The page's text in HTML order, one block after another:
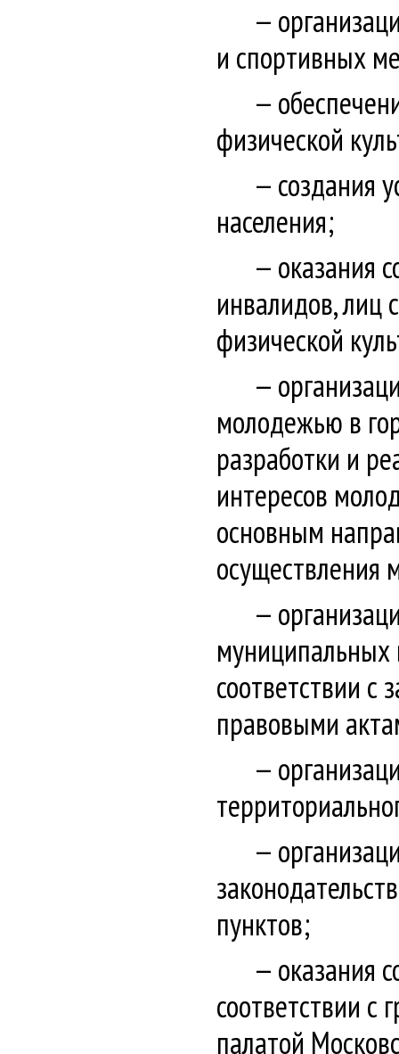
и спортивных
физической
создания
населения;
оказания
инвалидов, лиц
физической
молодежью в
разработки и
интересов
основным
осуществления
муниципальных
соответствии
правовыми
пунктов;
оказания
соответствии
палатой